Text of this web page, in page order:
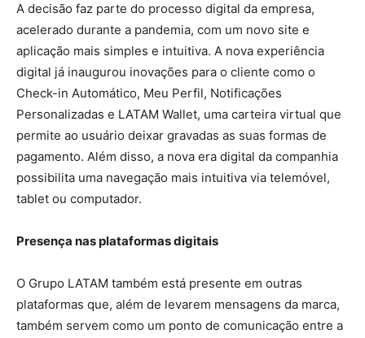
A decisão faz parte do processo digital da empresa,
acelerado durante a pandemia, com um novo site e
aplicação mais simples e intuitiva. A nova experiência
digital já inaugurou inovações para o cliente como o
Check-in Automático, Meu Perfil, Notificações
Personalizadas e LATAM Wallet, uma carteira virtual que
permite ao usuário deixar gravadas as suas formas de
pagamento. Além disso, a nova era digital da companhia
possibilita uma navegação mais intuitiva via telemóvel,
tablet ou computador.
Presença nas plataformas digitais
O Grupo LATAM também está presente em outras
plataformas que, além de levarem mensagens da marca,
também servem como um ponto de comunicação entre a